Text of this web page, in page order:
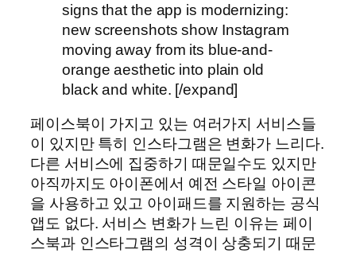
signs that the app is modernizing:
new screenshots show Instagram
moving away from its blue-and-
orange aesthetic into plain old
black and white. [/expand]
페이스북이 가지고 있는 여러가지 서비스들
이 있지만 특히 인스타그램은 변화가 느리다.
다른 서비스에 집중하기 때문일수도 있지만
아직까지도 아이폰에서 예전 스타일 아이콘
을 사용하고 있고 아이패드를 지원하는 공식
앱도 없다. 서비스 변화가 느린 이유는 페이
스북과 인스타그램의 성격이 상충되기 때문